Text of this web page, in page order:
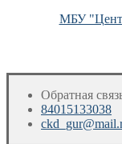
МБУ
Обратная
84015133038